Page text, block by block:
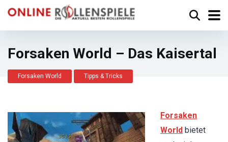
Forsaken World – Das Kaisertal
Forsaken World Tipps & Tricks
Forsaken
World bietet